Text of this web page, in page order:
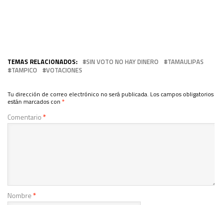
TEMAS RELACIONADOS: SIN VOTO NO HAY DINERO
TAMAULIPAS
TAMPICO
VOTACIONES
Tu dirección de correo electrónico no será publicada. Los campos obligatorios
están marcados con *
Comentario*
Nombre*